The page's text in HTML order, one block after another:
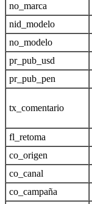
no_marca
nid_modelo
no_modelo
pr_pub_usd
pr_pub_pen
tx_comentario
fl_retoma
co_origen
co_canal
co_campaña